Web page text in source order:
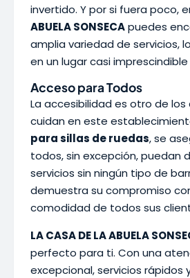
invertido. Y por si fuera poco,
ABUELA SONSECApuedes
amplia variedad de servicios,
en un lugar casi
Acceso para Todos
La accesibilidad es otro de
cuidan en este
para sillas de ruedas, se
todos, sin excepción, puedan
servicios sin ningún tipo de
demuestra su compromiso
comodidad de todos sus
LA CASA DE LA ABUELA
perfecto para ti. Con una
excepcional, servicios rápidos